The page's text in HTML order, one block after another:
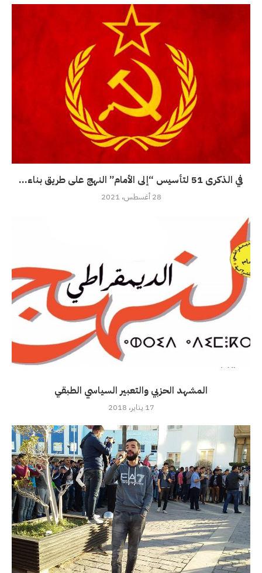
في الذكرى 51 لتأسيس “إلى الأمام” النهج على طريق بناء...
28 أغسطس، 2021
المشهد الحزبي والتعبير السياسي الطبقي
17 يناير، 2018